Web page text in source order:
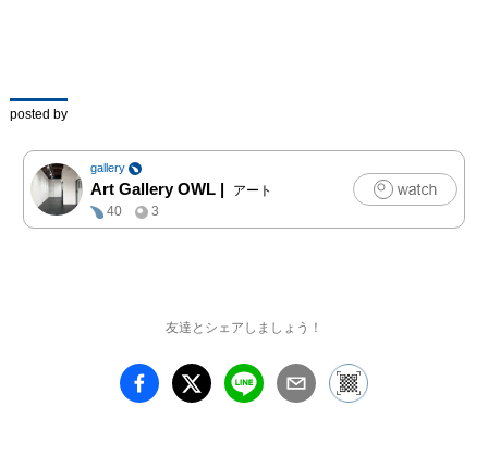
posted by
gallery
Art Gallery OWL |
アート
40
3
友達とシェアしましょう！